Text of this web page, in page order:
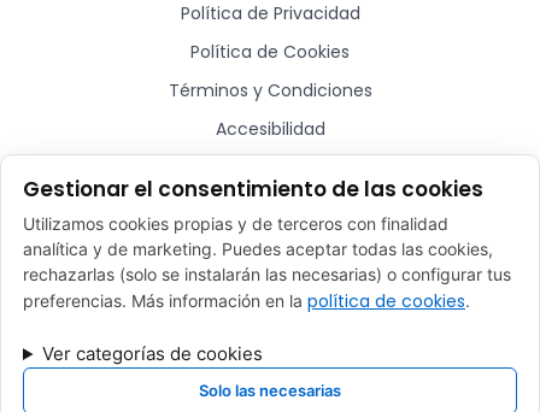
Política de Privacidad
Política de Cookies
Términos y Condiciones
Accesibilidad
¿Hablamos?
comercial@plugmycar.es
Rafael Batlle, 16 - Barcelona (08017)
Gestionar el consentimiento de las cookies
Utilizamos cookies propias y de terceros con finalidad
analítica y de marketing. Puedes aceptar todas las cookies,
rechazarlas (solo se instalarán las necesarias) o configurar tus
preferencias. Más información en la política de cookies.
Ver categorías de cookies
Solo las necesarias